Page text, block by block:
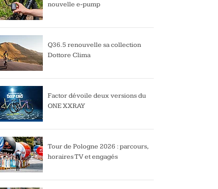
nouvelle e-pump
Q36.5 renouvelle sa collection
Dottore Clima
Factor dévoile deux versions du
ONE XXRAY
Tour de Pologne 2026 : parcours,
horaires TV et engagés